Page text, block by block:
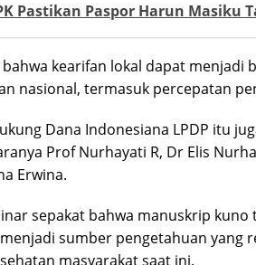
Pastikan Paspor Harun Masiku
kearifan lokal dapat menjadi
nasional, termasuk percepatan
Dana Indonesiana LPDP itu
Prof Nurhayati R, Dr Elis
Erwina.
sepakat bahwa manuskrip
sumber pengetahuan yang
masyarakat saat ini.